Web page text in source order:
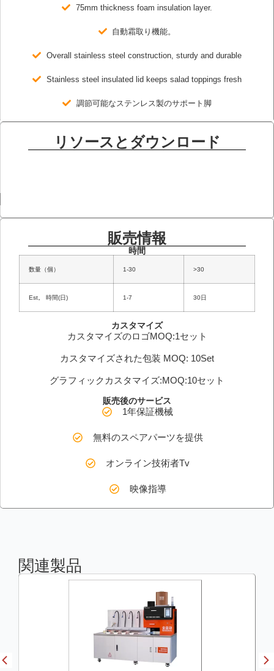
75mm thickness foam insulation layer.
自動霜取り機能。
Overall stainless steel construction, sturdy and durable
Stainless steel insulated lid keeps salad toppings fresh
調節可能なステンレス製のサポート脚
リソースとダウンロード
販売情報
時間
数量（個） 1-30 >30
Est。 時間(日) 1-7 30日
カスタマイズ
カスタマイズのロゴMOQ:1セット
カスタマイズされた包装 MOQ: 10Set
グラフィックカスタマイズ:MOQ:10セット
販売後のサービス
1年保証機械
無料のスペアパーツを提供
オンライン技術者Tv
映像指導
関連製品